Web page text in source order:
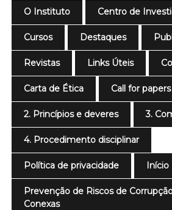
O Instituto Centro de
Cursos Destaques
Revistas Links Úteis
Carta de Ética Call for papers
2. Princípios e deveres 3.
4. Procedimento disciplinar
Política de privacidade Início
Prevenção de Riscos de
Conexas